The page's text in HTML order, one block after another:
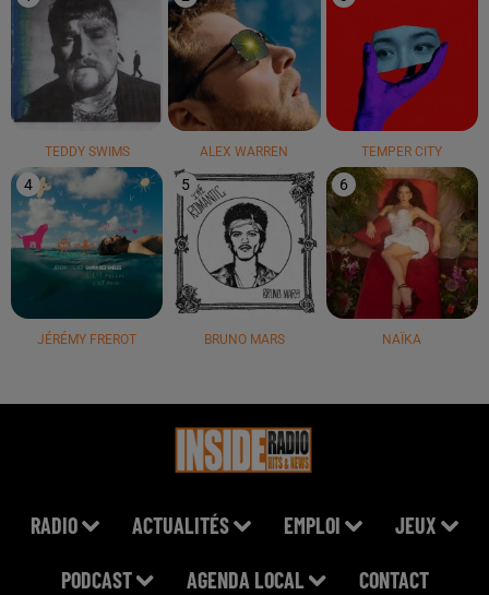
TEDDY SWIMS ALEX WARREN TEMPER CITY
4
JÉRÉMY FREROT
5
BRUNO MARS
6
NAÏKA
RADIO ACTUALITÉS EMPLOI JEUX
PODCAST AGENDA LOCAL CONTACT